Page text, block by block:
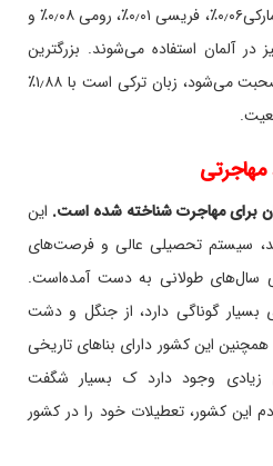
در عین حال زبان‌های اقلیت، دانمارکی۰٫۰۶٪، فریسی ۰٫۰۱٪، رومی ۰٫۰۸٪ و
جمعیت نیز در آلمان استفاده می‌شوند. بزرگترین
گروه زبانی که توسط مهاجران صحبت می‌شود، زبان ترکی است با ۱٫۸۸٪
.
برای مهاجرت شناخته شده است. این
سیستم تحصیلی عالی و فرصت‌های
طولانی به دست آمده‌است.
گوناگی دارد، از جنگل و دشت
این کشور دارای بناهای تاریخی
زیادی وجود دارد ک بسیار شگفت
بیش از 30% از مردم این کشور، تعطیلات خود را در کشور